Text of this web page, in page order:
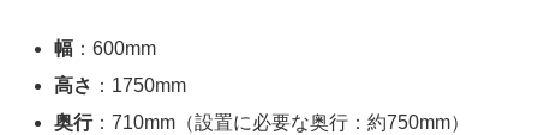
幅 ：600mm
高さ ：1750mm
奥行：710mm（設置に必要な奥行：約750mm）